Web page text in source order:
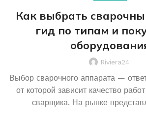
Как выбрать
гид по типам и
Riviera24
Выбор сварочного аппарата —
от которой зависит качество
сварщика. На рынке